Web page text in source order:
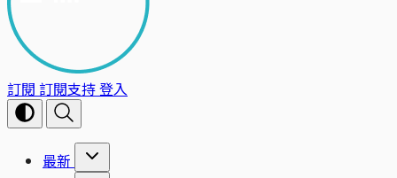
訂閱 訂閱支持登入
最新